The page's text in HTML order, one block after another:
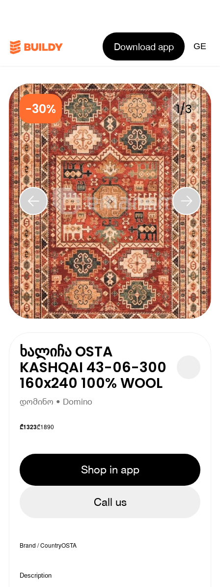
Download app GE
-30% 1/3
ხალიჩა OSTA
KASHQAI 43-06-300
160x240 100% WOOL
დომინო • Domino
₾1323₾1890
Shop in app
Call us
Brand / CountryOSTA
Description